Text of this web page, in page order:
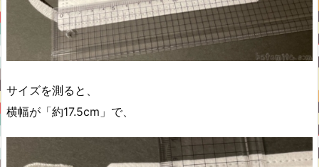
サイズを測ると、
横幅が「約17.5cm」で、